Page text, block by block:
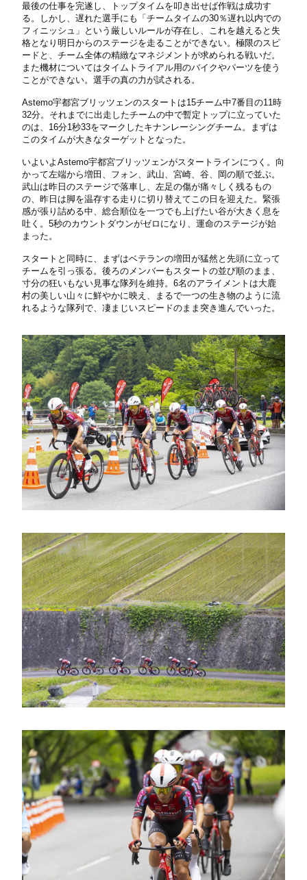
最後の仕事を完遂し、トップタイムを叩き出せば作戦は成功す
る。しかし、遅れた選手にも「チームタイムの30％遅れ以内での
フィニッシュ」という厳しいルールが存在し、これを越えると失
格となり明日からのステージを走ることができない。極限のスピ
ードと、チーム全体の精緻なマネジメントが求められる戦いだ。
また機材についてはタイムトライアル用のバイクやパーツを使う
ことができない。選手の真の力が試される。
Astemo宇都宮ブリッツェンのスタートは15チーム中7番目の11時
32分。それまでに出走したチームの中で暫定トップに立っていた
のは、16分1秒33をマークしたキナンレーシングチーム。まずは
このタイムが大きなターゲットとなった。
いよいよAstemo宇都宮ブリッツェンがスタートラインにつく。向
かって左端から増田、フォン、武山、宮崎、谷、岡の順で並ぶ。
武山は昨日のステージで落車し、左足の傷が痛々しく残るもの
の、昨日は脚を温存する走りに切り替えてこの日を迎えた。緊張
感が張り詰める中、総合順位を一つでも上げたい谷が大きく息を
吐く。5秒のカウントダウンがゼロになり、運命のステージが始
まった。
スタートと同時に、まずはベテランの増田が猛然と先頭に立って
チームを引っ張る。後ろのメンバーもスタートの並び順のまま、
寸分の狂いもない見事な隊列を維持。6名のアライメントは大鹿
村の美しい山々に鮮やかに映え、まるで一つの生き物のように流
れるような隊列で、凄まじいスピードのまま突き進んでいった。